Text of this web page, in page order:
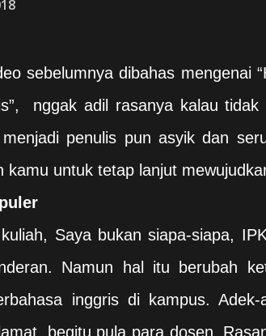
sebelumnya dibahas mengenai
nggak adil rasanya kalau
penulis pun asyik dan
kamu untuk tetap lanjut
Saya bukan siapa-siapa,
Namun hal itu berubah
inggris di kampus.
begitu pula para dosen.